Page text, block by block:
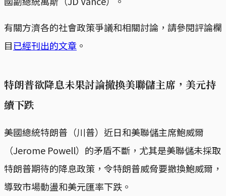
有關方濟各的社會政策爭議和相關討論，請參閱評論欄
目已經刊出的文章 。
特朗普欲降息未果討論撤換美聯儲主席，美元持
續下跌
美國總統特朗普（川普）近日和美聯儲主席鮑威爾
（Jerome Powell）的矛盾不斷，尤其是美聯儲未採取
特朗普期待的降息政策，令特朗普威脅要撤換鮑威爾，
導致市場動盪和美元匯率下跌。​